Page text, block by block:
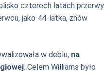
czterech latach przerwy
jako 44-latka, znów
w deblu, na
. Celem Williams było